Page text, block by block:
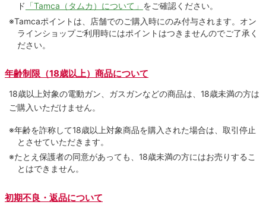
ド 「Tamca（タムカ）について」 をご確認ください。
※Tamcaポイントは、店舗でのご購⼊時にのみ付与されます。オン
ラインショップご利用時にはポイントはつきませんのでご了承く
ださい。
年齢制限（18歳以上）商品について
18歳以上対象の電動ガン、ガスガンなどの商品は、18歳未満の方は
ご購入いただけません。
※年齢を詐称して18歳以上対象商品を購入された場合は、取引停止
とさせていただきます。
※たとえ保護者の同意があっても、18歳未満の方にはお売りするこ
とはできません。
初期不良・返品について